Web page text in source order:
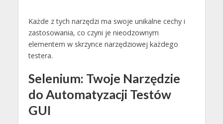
Każde z tych narzędzi ma swoje unikalne cechy i
zastosowania, co czyni je nieodzownym
elementem w skrzynce narzędziowej każdego
testera.
Selenium: Twoje Narzędzie
do Automatyzacji Testów
GUI